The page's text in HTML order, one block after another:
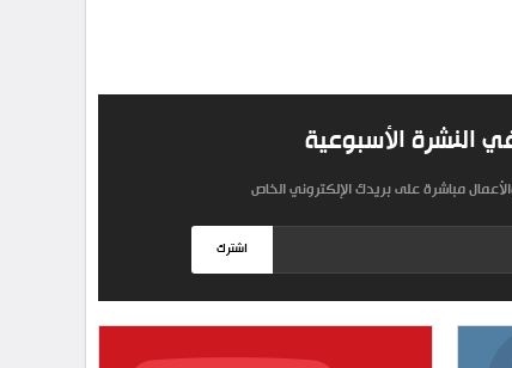
النشرة الأسبوعية
مباشرة على بريدك الإلكتروني الخاص
اشترك